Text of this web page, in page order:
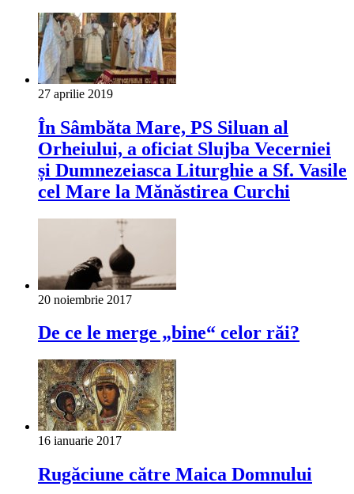
27 aprilie 2019
În Sâmbăta Mare, PS Siluan al
Orheiului, a oficiat Slujba Vecerniei
și Dumnezeiasca Liturghie a Sf. Vasile
cel Mare la Mănăstirea Curchi
20 noiembrie 2017
De ce le merge „bine“ celor răi?
16 ianuarie 2017
Rugăciune către Maica Domnului